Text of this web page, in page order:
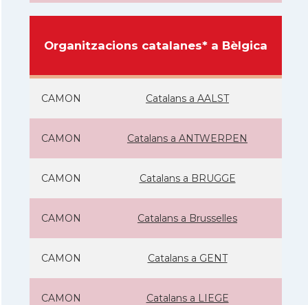
Organitzacions catalanes* a Bèlgica
CAMON Catalans a AALST
CAMON Catalans a ANTWERPEN
CAMON Catalans a BRUGGE
CAMON Catalans a Brusselles
CAMON Catalans a GENT
CAMON Catalans a LIEGE